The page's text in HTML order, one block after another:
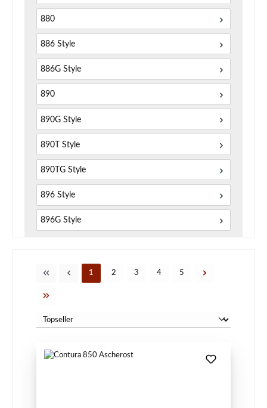
880
886 Style
886G Style
890
890G Style
890T Style
890TG Style
896 Style
896G Style
Seite
1 Seite
2 Seite
3 Seite
4 Seite
5